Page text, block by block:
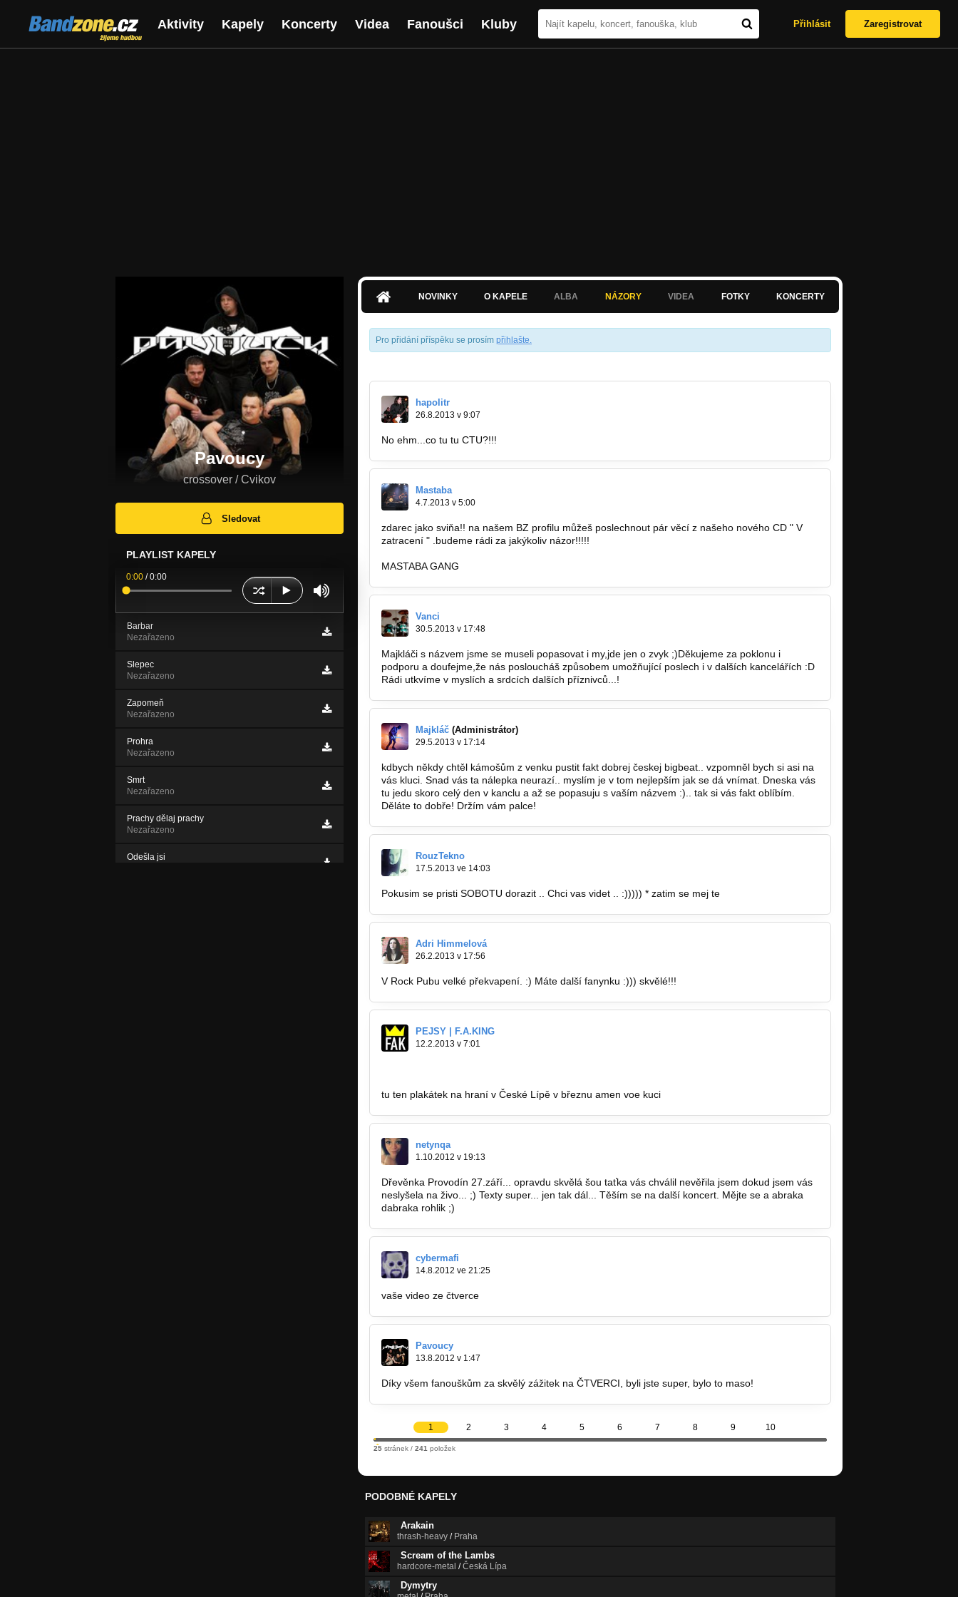
Bandzone.cz
žijeme hudbou
Aktivity Kapely Koncerty Videa Fanoušci Kluby Přihlásit Zaregistrovat
Pavoucy
crossover / Cvikov
Sledovat
PLAYLIST KAPELY
0:00 /0:00
Barbar
Nezařazeno
Slepec
Nezařazeno
Zapomeň
Nezařazeno
Prohra
Nezařazeno
Smrt
Nezařazeno
Prachy dělaj prachy
Nezařazeno
Odešla jsi
NOVINKY O KAPELE ALBA NÁZORY VIDEA FOTKY KONCERTY
Pro přidání příspěku se prosím přihlašte.
hapolitr
26.8.2013 v 9:07
No ehm...co tu tu CTU?!!!
Mastaba
4.7.2013 v 5:00
zdarec jako sviňa!! na našem BZ profilu můžeš poslechnout pár věcí z našeho nového CD " V
zatracení " .budeme rádi za jakýkoliv názor!!!!!
MASTABA GANG
Vanci
30.5.2013 v 17:48
Majkláči s názvem jsme se museli popasovat i my,jde jen o zvyk ;)Děkujeme za poklonu i
podporu a doufejme,že nás posloucháš způsobem umožňující poslech i v dalších kancelářích :D
Rádi utkvíme v myslích a srdcích dalších příznivců...!
Majkláč (Administrátor)
29.5.2013 v 17:14
kdbych někdy chtěl kámošům z venku pustit fakt dobrej českej bigbeat.. vzpomněl bych si asi na
vás kluci. Snad vás ta nálepka neurazí.. myslím je v tom nejlepším jak se dá vnímat. Dneska vás
tu jedu skoro celý den v kanclu a až se popasuju s vaším názvem :).. tak si vás fakt oblíbím.
Děláte to dobře! Držím vám palce!
RouzTekno
17.5.2013 ve 14:03
Pokusim se pristi SOBOTU dorazit .. Chci vas videt .. :))))) * zatim se mej te
Adri Himmelová
26.2.2013 v 17:56
V Rock Pubu velké překvapení. :) Máte další fanynku :))) skvělé!!!
PEJSY | F.A.KING
12.2.2013 v 7:01
tu ten plakátek na hraní v České Lípě v březnu amen voe kuci
netynqa
1.10.2012 v 19:13
Dřevěnka Provodín 27.září... opravdu skvělá šou taťka vás chválil nevěřila jsem dokud jsem vás
neslyšela na živo... ;) Texty super... jen tak dál... Těším se na další koncert. Mějte se a abraka
dabraka rohlik ;)
cybermafi
14.8.2012 ve 21:25
vaše video ze čtverce
Pavoucy
13.8.2012 v 1:47
Díky všem fanouškům za skvělý zážitek na ČTVERCI, byli jste super, bylo to maso!
1 2 3 4 5 6 7 8 9 10
25 stránek / 241 položek
PODOBNÉ KAPELY
Arakain
thrash-heavy / Praha
Scream of the Lambs
hardcore-metal /Česká Lípa
Dymytry